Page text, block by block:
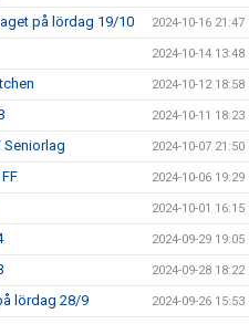
på lördag 19/10 2024-10-16 21:47
2024-10-14 13:48
2024-10-12 18:58
2024-10-11 18:23
Seniorlag 2024-10-07 21:50
2024-10-06 19:29
2024-10-01 16:15
2024-09-29 19:05
2024-09-28 18:22
lördag 28/9 2024-09-26 15:53